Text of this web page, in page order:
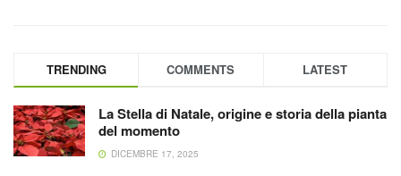
TRENDING COMMENTS LATEST
La Stella di Natale, origine e storia della pianta
del momento
DICEMBRE 17, 2025